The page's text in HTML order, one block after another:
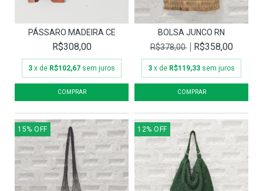
PÁSSARO MADEIRA CE
R$308,00
3 x de R$102,67 sem juros
BOLSA JUNCO RN
R$378,00
R$358,00
3 x de R$119,33 sem juros
15% OFF 12% OFF